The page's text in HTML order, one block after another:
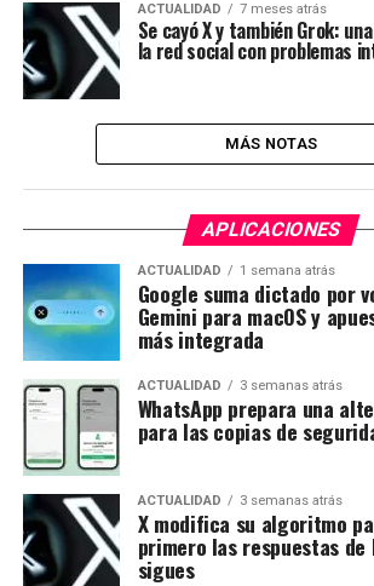
ACTUALIDAD 7 meses atrás
Se cayó X y también Grok:
la red social con problemas
MÁS NOTAS
APLICACIONES
ACTUALIDAD 1 semana atrás
Google suma dictado por
Gemini para macOS y
más integrada
ACTUALIDAD 3 semanas atrás
WhatsApp prepara una
para las copias de
ACTUALIDAD 3 semanas atrás
X modifica su algoritmo
primero las respuestas de
sigues